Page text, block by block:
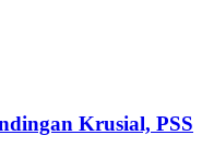
Krusial, PSS